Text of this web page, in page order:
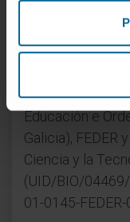
como parte del
Tecnologías del
Investigación
Universidad de
Educación e
Galicia), FEDER
Ciencia y la
(UID/BIO/
01-0145-FEDER-